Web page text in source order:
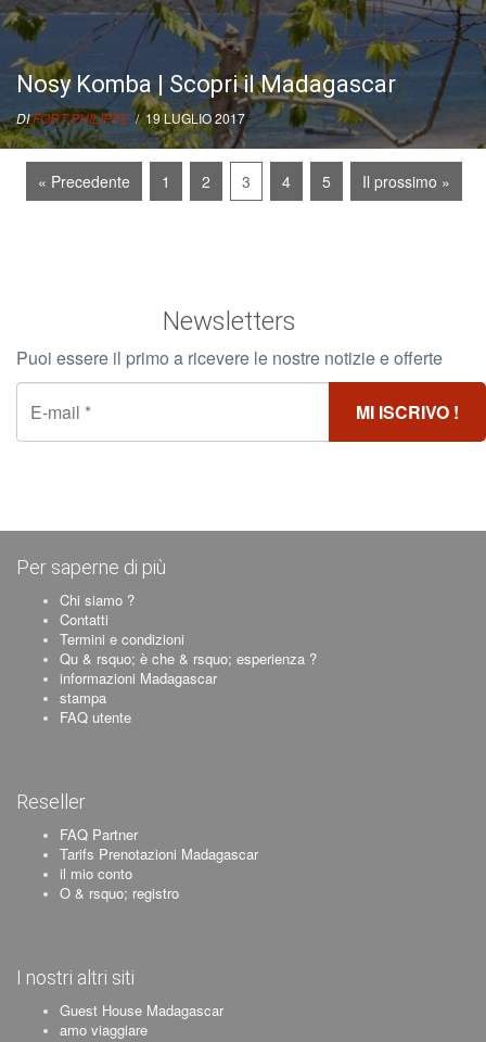
Nosy Komba | Scopri il Madagascar
DIFORT PHILIPPE/ 19 LUGLIO 2017
« Precedente 1 2 3 4 5 Il prossimo »
Newsletters
Puoi essere il primo a ricevere le nostre notizie e offerte
Per saperne di più
Chi siamo ?
Contatti
Termini e condizioni
Qu & rsquo; è che & rsquo; esperienza ?
informazioni Madagascar
stampa
FAQ utente
Reseller
FAQ Partner
Tarifs Prenotazioni Madagascar
il mio conto
O & rsquo; registro
I nostri altri siti
Guest House Madagascar
amo viaggiare